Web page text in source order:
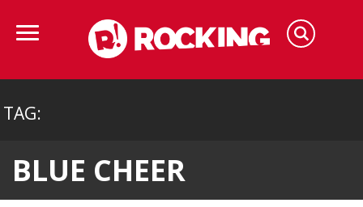
TAG:
BLUE CHEER